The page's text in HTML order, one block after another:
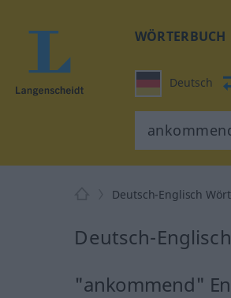
WÖRTERBUCH
Deutsch
Deutsch-Englisch
Deutsch-
"ankommend"